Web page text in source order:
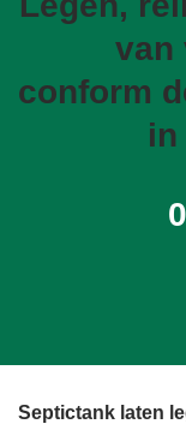
van
conform
in
Septictank laten